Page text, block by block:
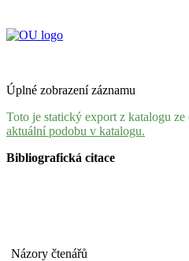
Úplné zobrazení záznamu
Toto je statický export z katalogu ze
aktuální podobu v katalogu.
Bibliografická citace
Názory čtenářů